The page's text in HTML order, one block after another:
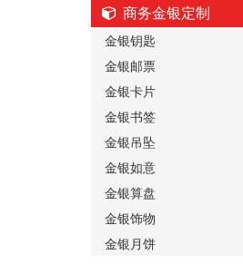
商务金银定制
金银钥匙
金银邮票
金银卡片
金银书签
金银吊坠
金银如意
金银算盘
金银饰物
金银月饼